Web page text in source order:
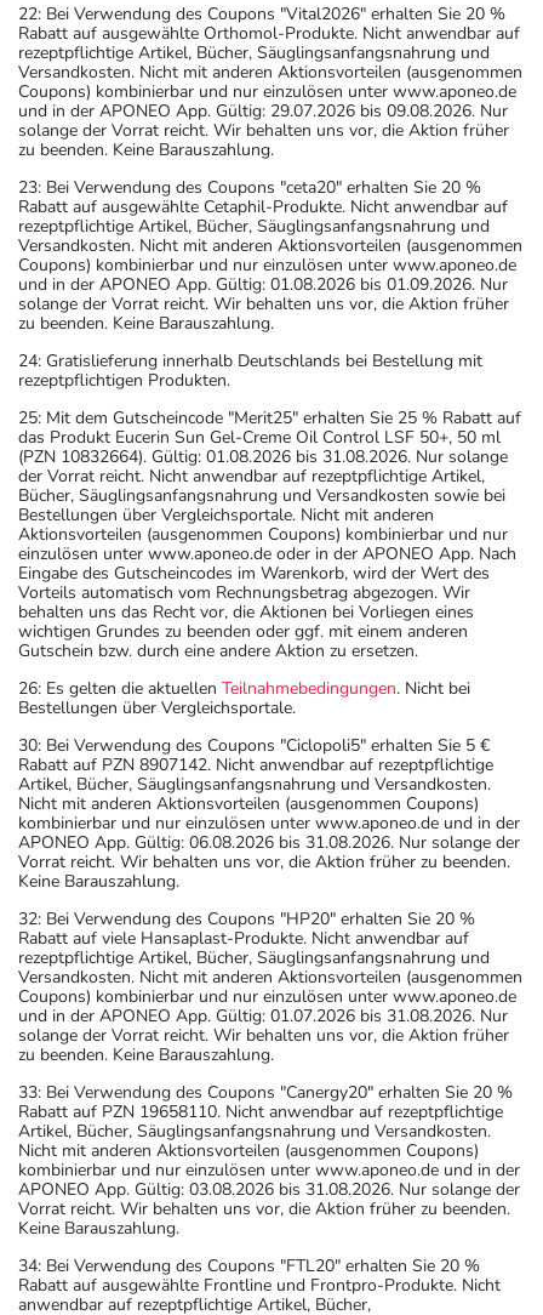
22: Bei Verwendung des Coupons "Vital2026" erhalten Sie 20 %
Rabatt auf ausgewählte Orthomol-Produkte. Nicht anwendbar auf
rezeptpflichtige Artikel, Bücher, Säuglingsanfangsnahrung und
Versandkosten. Nicht mit anderen Aktionsvorteilen (ausgenommen
Coupons) kombinierbar und nur einzulösen unter www.aponeo.de
und in der APONEO App. Gültig: 29.07.2026 bis 09.08.2026. Nur
solange der Vorrat reicht. Wir behalten uns vor, die Aktion früher
zu beenden. Keine Barauszahlung.
23: Bei Verwendung des Coupons "ceta20" erhalten Sie 20 %
Rabatt auf ausgewählte Cetaphil-Produkte. Nicht anwendbar auf
rezeptpflichtige Artikel, Bücher, Säuglingsanfangsnahrung und
Versandkosten. Nicht mit anderen Aktionsvorteilen (ausgenommen
Coupons) kombinierbar und nur einzulösen unter www.aponeo.de
und in der APONEO App. Gültig: 01.08.2026 bis 01.09.2026. Nur
solange der Vorrat reicht. Wir behalten uns vor, die Aktion früher
zu beenden. Keine Barauszahlung.
24: Gratislieferung innerhalb Deutschlands bei Bestellung mit
rezeptpflichtigen Produkten.
25: Mit dem Gutscheincode "Merit25" erhalten Sie 25 % Rabatt auf
das Produkt Eucerin Sun Gel-Creme Oil Control LSF 50+, 50 ml
(PZN 10832664). Gültig: 01.08.2026 bis 31.08.2026. Nur solange
der Vorrat reicht. Nicht anwendbar auf rezeptpflichtige Artikel,
Bücher, Säuglingsanfangsnahrung und Versandkosten sowie bei
Bestellungen über Vergleichsportale. Nicht mit anderen
Aktionsvorteilen (ausgenommen Coupons) kombinierbar und nur
einzulösen unter www.aponeo.de oder in der APONEO App. Nach
Eingabe des Gutscheincodes im Warenkorb, wird der Wert des
Vorteils automatisch vom Rechnungsbetrag abgezogen. Wir
behalten uns das Recht vor, die Aktionen bei Vorliegen eines
wichtigen Grundes zu beenden oder ggf. mit einem anderen
Gutschein bzw. durch eine andere Aktion zu ersetzen.
26: Es gelten die aktuellen Teilnahmebedingungen. Nicht bei
Bestellungen über Vergleichsportale.
30: Bei Verwendung des Coupons "Ciclopoli5" erhalten Sie 5 €
Rabatt auf PZN 8907142. Nicht anwendbar auf rezeptpflichtige
Artikel, Bücher, Säuglingsanfangsnahrung und Versandkosten.
Nicht mit anderen Aktionsvorteilen (ausgenommen Coupons)
kombinierbar und nur einzulösen unter www.aponeo.de und in der
APONEO App. Gültig: 06.08.2026 bis 31.08.2026. Nur solange der
Vorrat reicht. Wir behalten uns vor, die Aktion früher zu beenden.
Keine Barauszahlung.
32: Bei Verwendung des Coupons "HP20" erhalten Sie 20 %
Rabatt auf viele Hansaplast-Produkte. Nicht anwendbar auf
rezeptpflichtige Artikel, Bücher, Säuglingsanfangsnahrung und
Versandkosten. Nicht mit anderen Aktionsvorteilen (ausgenommen
Coupons) kombinierbar und nur einzulösen unter www.aponeo.de
und in der APONEO App. Gültig: 01.07.2026 bis 31.08.2026. Nur
solange der Vorrat reicht. Wir behalten uns vor, die Aktion früher
zu beenden. Keine Barauszahlung.
33: Bei Verwendung des Coupons "Canergy20" erhalten Sie 20 %
Rabatt auf PZN 19658110. Nicht anwendbar auf rezeptpflichtige
Artikel, Bücher, Säuglingsanfangsnahrung und Versandkosten.
Nicht mit anderen Aktionsvorteilen (ausgenommen Coupons)
kombinierbar und nur einzulösen unter www.aponeo.de und in der
APONEO App. Gültig: 03.08.2026 bis 31.08.2026. Nur solange der
Vorrat reicht. Wir behalten uns vor, die Aktion früher zu beenden.
Keine Barauszahlung.
34: Bei Verwendung des Coupons "FTL20" erhalten Sie 20 %
Rabatt auf ausgewählte Frontline und Frontpro-Produkte. Nicht
anwendbar auf rezeptpflichtige Artikel, Bücher,